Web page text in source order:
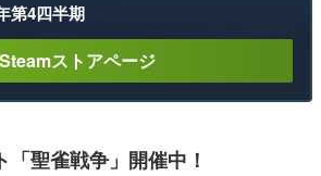
第4四半期
Steamストアページ
聖雀戦争」開催中！